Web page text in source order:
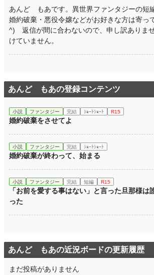
月間ポイント 18,477 pt (2,558 位)
年間ポイント 207,120 pt (2,996 位)
累計ポイント 210,405 pt (19,304 位)
あんど もあです。異世界ファンタジーの短
婚約破棄・悪役令嬢などがお好きな方は寄っ
^) 返信が間に合わないので、申し訳ありま
けていません。
あんど もあの登録コンテンツ
小説 ファンタジー 完結 ｼｮｰﾄｼｮｰﾄ R15
婚約破棄をさせてよ
小説 ファンタジー 完結 ｼｮｰﾄｼｮｰﾄ
婚約破棄が終わって、始まる
小説 ファンタジー 完結 短編 R15
「お前を愛する事はない」と言った旦那様は
った
あんど もあの近況ボードの更新履歴
まだ投稿がありません